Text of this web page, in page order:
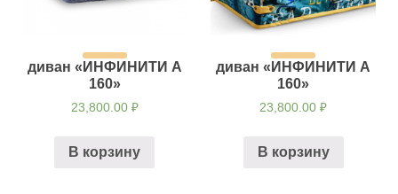
диван «ИНФИНИТИ А
160»
23,800.00 ₽
В корзину
диван «ИНФИНИТИ А
160»
23,800.00₽
В корзину